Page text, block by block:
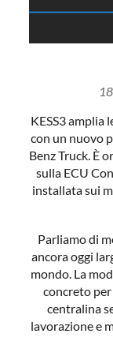
KESS3 amplia
con un nuovo
Benz Truck. È
sulla ECU
installata sui
Parliamo di
ancora oggi
mondo. La
concreto per
centralina
lavorazione e